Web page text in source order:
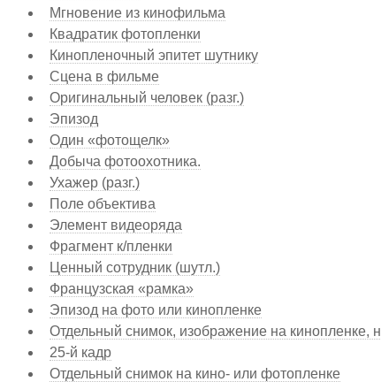
Мгновение из кинофильма
Квадратик фотопленки
Кинопленочный эпитет шутнику
Сцена в фильме
Оригинальный человек (разг.)
Эпизод
Один «фотощелк»
Добыча фотоохотника.
Ухажер (разг.)
Поле объектива
Элемент видеоряда
Фрагмент к/пленки
Ценный сотрудник (шутл.)
Французская «рамка»
Эпизод на фото или кинопленке
Отдельный снимок, изображение на кинопленке,
25-й кадр
Отдельный снимок на кино- или фотопленке